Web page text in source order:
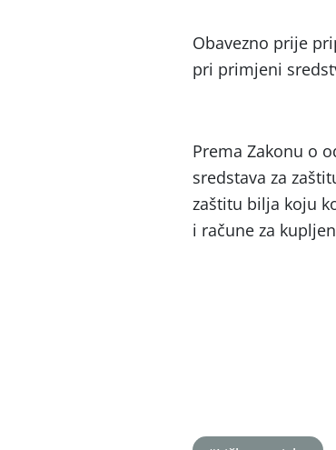
Obavezno prije
pri primjeni
Prema Zakonu o
sredstava za
zaštitu bilja koju
i račune za